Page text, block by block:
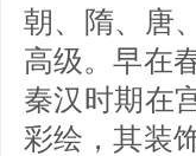
朝、隋、唐
高级。早在
秦汉时期在
彩绘，其装